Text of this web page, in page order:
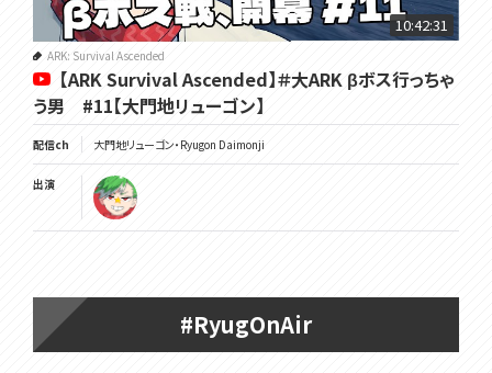
10:42:31
ARK: Survival Ascended
【ARK Survival Ascended】＃大ARK βボス行っちゃ
う男 #11【大門地リューゴン】
配信ch 大門地リューゴン・Ryugon Daimonji
出演
#RyugOnAir